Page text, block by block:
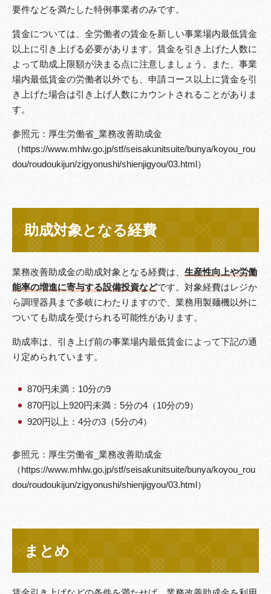
要件などを満たした特例事業者のみです。
賃金については、全労働者の賃金を新しい事業場内最低賃金
以上に引き上げる必要があります。賃金を引き上げた人数に
よって助成上限額が決まる点に注意しましょう。また、事業
場内最低賃金の労働者以外でも、申請コース以上に賃金を引
き上げた場合は引き上げ人数にカウントされることがありま
す。
参照元：厚生労働省_業務改善助成金
（https://www.mhlw.go.jp/stf/seisakunitsuite/bunya/koyou_rou
dou/roudoukijun/zigyonushi/shienjigyou/03.html）
助成対象となる経費
業務改善助成金の助成対象となる経費は、 生産性向上や労働
能率の増進に寄与する設備投資などです。対象経費はレジか
ら調理器具まで多岐にわたりますので、業務用製麺機以外に
ついても助成を受けられる可能性があります。
助成率は、引き上げ前の事業場内最低賃金によって下記の通
り定められています。
870円未満：10分の9
870円以上920円未満：5分の4（10分の9）
920円以上：4分の3（5分の4）
参照元：厚生労働省_業務改善助成金
（https://www.mhlw.go.jp/stf/seisakunitsuite/bunya/koyou_rou
dou/roudoukijun/zigyonushi/shienjigyou/03.html）
まとめ